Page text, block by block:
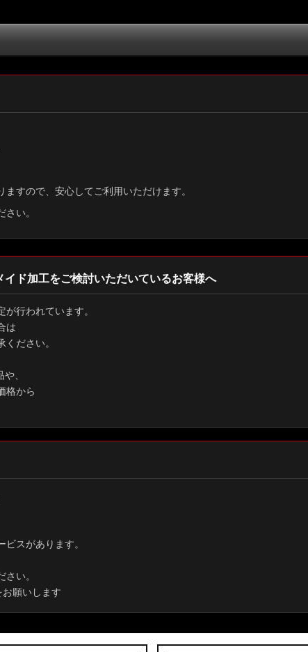
すので、安心してご利用いただけます。
い。
ド加工をご検討いただいているお客様へ
行われています。
は
ださい。
、
格から
スがあります。
い。
願いします